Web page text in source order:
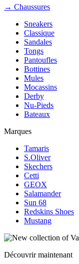
→ Chaussures
Sneakers
Classique
Sandales
Tongs
Pantoufles
Bottines
Mules
Mocassins
Derby
Nu-Pieds
Bateaux
Marques
Tamaris
S.Oliver
Skechers
Cetti
GEOX
Salamander
Sun 68
Redskins Shoes
Mustang
Découvrir maintenant